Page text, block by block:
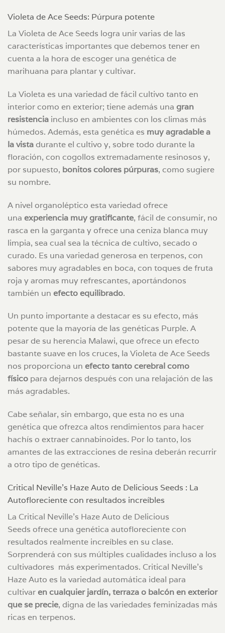
Violeta de Ace Seeds: Púrpura potente
La Violeta de Ace Seeds logra unir varias de las
características importantes que debemos tener en
cuenta a la hora de escoger una genética de
marihuana para plantar y cultivar.
La Violeta es una variedad de fácil cultivo tanto en
interior como en exterior; tiene además una gran
resistencia incluso en ambientes con los climas más
húmedos. Además, esta genética es muy agradable a
la vistadurante el cultivo y, sobre todo durante la
floración, con cogollos extremadamente resinosos y,
por supuesto, bonitos colores púrpuras, como sugiere
su nombre.
A nivel organoléptico esta variedad ofrece
una experiencia muy gratificante, fácil de consumir, no
rasca en la garganta y ofrece una ceniza blanca muy
limpia, sea cual sea la técnica de cultivo, secado o
curado. Es una variedad generosa en terpenos, con
sabores muy agradables en boca, con toques de fruta
roja y aromas muy refrescantes, aportándonos
también un efecto equilibrado.
Un punto importante a destacar es su efecto, más
potente que la mayoría de las genéticas Purple. A
pesar de su herencia Malawi, que ofrece un efecto
bastante suave en los cruces, la Violeta de Ace Seeds
nos proporciona un efecto tanto cerebral como
físico para dejarnos después con una relajación de las
más agradables.
Cabe señalar, sin embargo, que esta no es una
genética que ofrezca altos rendimientos para hacer
hachís o extraer cannabinoides. Por lo tanto, los
amantes de las extracciones de resina deberán recurrir
a otro tipo de genéticas.
Critical Neville’s Haze Auto de Delicious Seeds : La
Autofloreciente con resultados increíbles
La Critical Neville’s Haze Auto de Delicious
Seeds ofrece una genética autofloreciente con
resultados realmente increíbles en su clase.
Sorprenderá con sus múltiples cualidades incluso a los
cultivadores más experimentados. Critical Neville’s
Haze Auto es la variedad automática ideal para
cultivaren cualquier jardín, terraza o balcón en exterior
que se precie, digna de las variedades feminizadas más
ricas en terpenos.